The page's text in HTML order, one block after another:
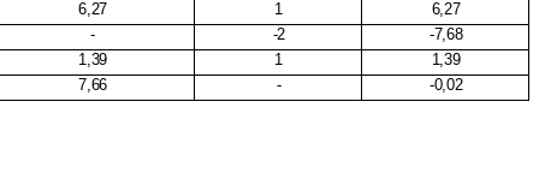
6,27 1
6,27
- -2 -7,68
1,39 1
1,39
7,66 - -0,02